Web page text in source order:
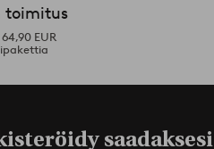
toimitus
EUR
saadaksesi